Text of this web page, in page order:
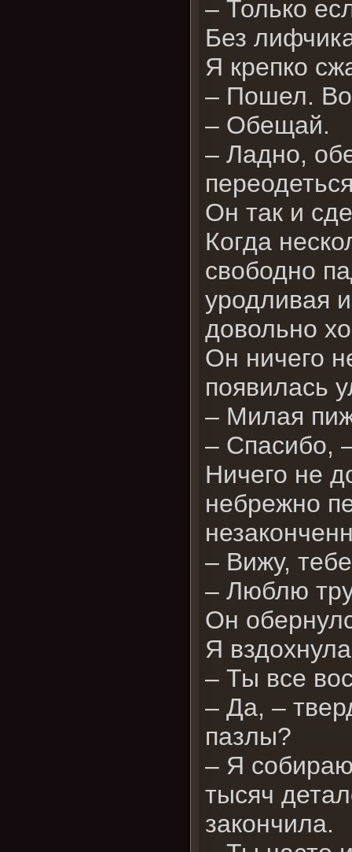
– Только
Без
Я крепко
– Пошел.
– Обещай.
– Ладно,
Он так и
Когда
свободно
уродливая
довольно
Он ничего
появилась
– Милая
– Спасибо,
Ничего не
небрежно
– Вижу,
– Люблю
Он
Я
– Ты все
– Да, –
пазлы?
– Я собираю
тысяч
закончила.